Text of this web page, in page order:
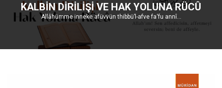
KALBIN DIRILIŞI VE HAK YOLUNA RÜCÛ
Allâhümme inneke afüvvün thibbü’l-afve fa‘fu annî...